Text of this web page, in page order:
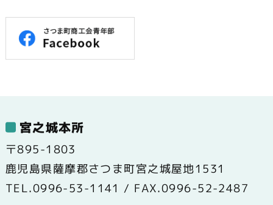
宮之城本所
〒895-1803
鹿児島県薩摩郡さつま町宮之城屋地1531
TEL.0996-53-1141 / FAX.0996-52-2487